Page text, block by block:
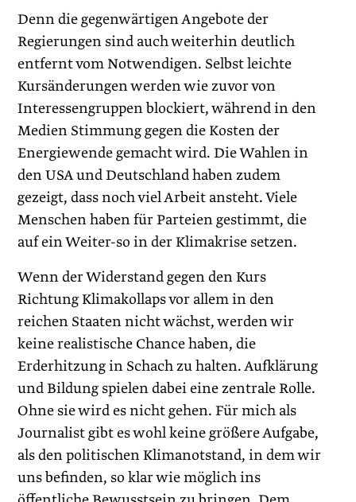
Denn die gegenwärtigen Angebote der
Regierungen sind auch weiterhin deutlich
entfernt vom Notwendigen. Selbst leichte
Kursänderungen werden wie zuvor von
Interessengruppen blockiert, während in den
Medien Stimmung gegen die Kosten der
Energiewende gemacht wird. Die Wahlen in
den USA und Deutschland haben zudem
gezeigt, dass noch viel Arbeit ansteht. Viele
Menschen haben für Parteien gestimmt, die
auf ein Weiter-so in der Klimakrise setzen.
Wenn der Widerstand gegen den Kurs
Richtung Klimakollaps vor allem in den
reichen Staaten nicht wächst, werden wir
keine realistische Chance haben, die
Erderhitzung in Schach zu halten. Aufklärung
und Bildung spielen dabei eine zentrale Rolle.
Ohne sie wird es nicht gehen. Für mich als
Journalist gibt es wohl keine größere Aufgabe,
als den politischen Klimanotstand, in dem wir
uns befinden, so klar wie möglich ins